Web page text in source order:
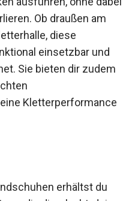
ausführen, ohne
verlieren. Ob
in der Kletterhalle,
geeignet. Sie
kalten und feuchten
könnten.
erhältst du